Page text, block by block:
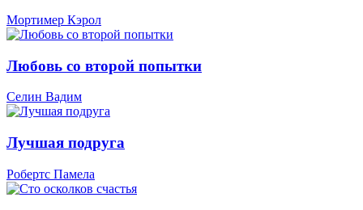
Мортимер Кэрол
Любовь со второй попытки
Селин Вадим
Лучшая подруга
Робертс Памела